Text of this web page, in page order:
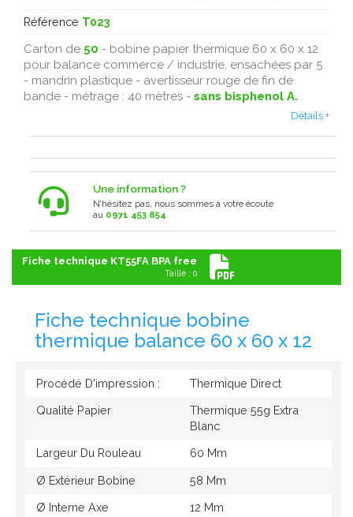
Référence T023
Carton de 50 - bobine papier thermique 60 x 60 x 12
pour balance commerce / industrie, ensachées par 5
- mandrin plastique - avertisseur rouge de fin de
bande - métrage : 40 mètres - sans bisphenol A.
Détails +
Une information ?
N’hésitez pas, nous sommes à votre écoute
au 0971 453 854
Fiche technique KT55FA BPA free
Taille : 0
Fiche technique bobine
thermique balance 60 x 60 x 12
Procédé D'impression : Thermique Direct
Qualité Papier
Thermique 55g Extra
Blanc
Largeur Du Rouleau 60 Mm
Ø Extérieur Bobine 58 Mm
Ø Interne Axe 12 Mm